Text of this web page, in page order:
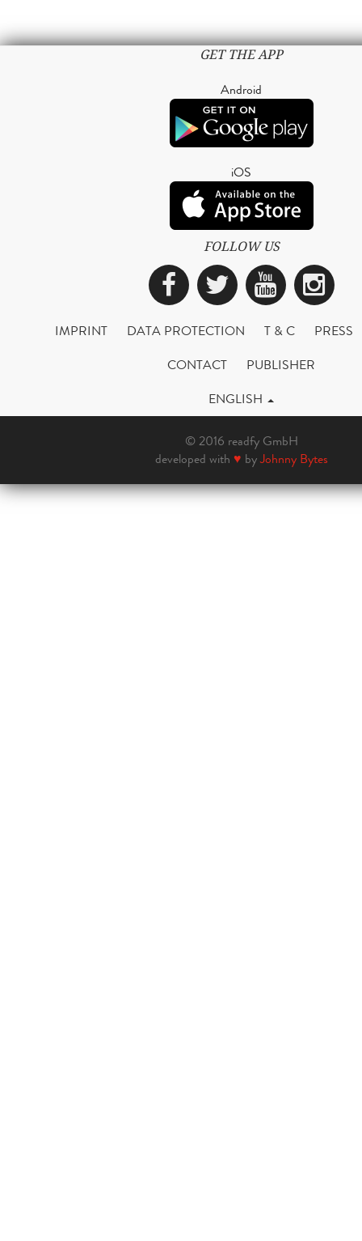
GET THE APP
Android
iOS
FOLLOW US
Facebook
Twitter
IMPRINT DATA PROTECTION T & C
PRESS
CONTACT
PUBLISHER
ENGLISH
© 2016 readfy GmbH
developed with ♥ byJohnny Bytes